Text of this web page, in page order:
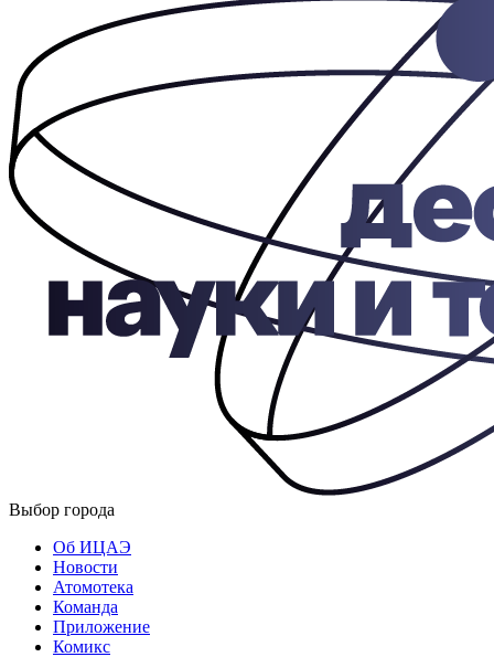
Выбор города
Об ИЦАЭ
Новости
Атомотека
Команда
Приложение
Комикс